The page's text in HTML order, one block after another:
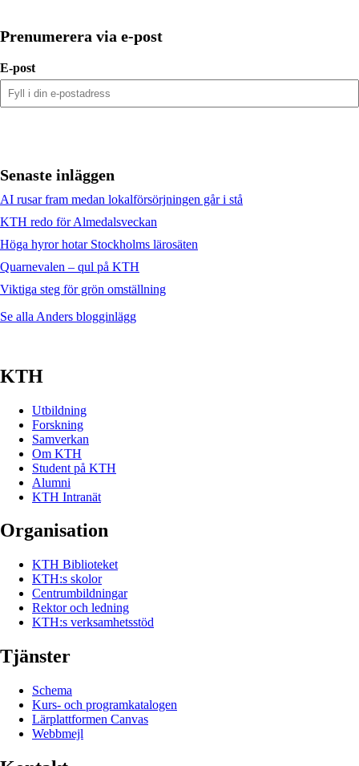
Prenumerera via e-post
E-post
Senaste inläggen
AI rusar fram medan lokalförsörjningen går i stå
KTH redo för Almedalsveckan
Höga hyror hotar Stockholms lärosäten
Quarnevalen – qul på KTH
Viktiga steg för grön omställning
Se alla Anders blogginlägg
KTH
Utbildning
Forskning
Samverkan
Om KTH
Student på KTH
Alumni
KTH Intranät
Organisation
KTH Biblioteket
KTH:s skolor
Centrumbildningar
Rektor och ledning
KTH:s verksamhetsstöd
Tjänster
Schema
Kurs- och programkatalogen
Lärplattformen Canvas
Webbmejl